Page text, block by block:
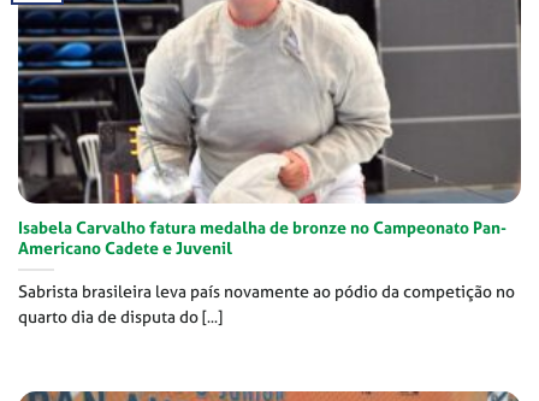
Isabela Carvalho fatura medalha de bronze no Campeonato Pan-
Americano Cadete e Juvenil
Sabrista brasileira leva país novamente ao pódio da competição no
quarto dia de disputa do [...]